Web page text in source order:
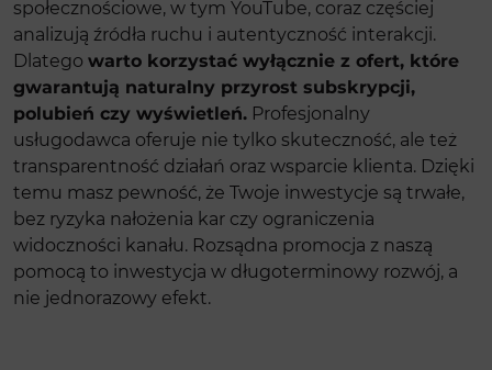
społecznościowe, w tym YouTube, coraz częściej
analizują źródła ruchu i autentyczność interakcji.
Dlatego warto korzystać wyłącznie z ofert, które
gwarantują naturalny przyrost subskrypcji,
polubień czy wyświetleń. Profesjonalny
usługodawca oferuje nie tylko skuteczność, ale też
transparentność działań oraz wsparcie klienta. Dzięki
temu masz pewność, że Twoje inwestycje są trwałe,
bez ryzyka nałożenia kar czy ograniczenia
widoczności kanału. Rozsądna promocja z naszą
pomocą to inwestycja w długoterminowy rozwój, a
nie jednorazowy efekt.